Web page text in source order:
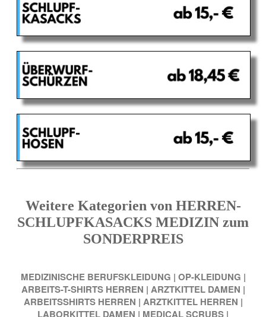
Weitere Kategorien von HERREN-
SCHLUPFKASACKS MEDIZIN zum
SONDERPREIS
MEDIZINISCHE BERUFSKLEIDUNG | OP-KLEIDUNG |
ARBEITS-T-SHIRTS HERREN | ARZTKITTEL DAMEN |
ARBEITSSHIRTS HERREN | ARZTKITTEL HERREN |
LABORKITTEL DAMEN | MEDICAL SCRUBS |